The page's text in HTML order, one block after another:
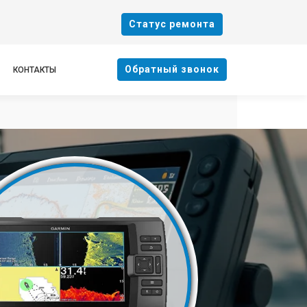
Cтатус ремонта
КОНТАКТЫ Oбратный звонок